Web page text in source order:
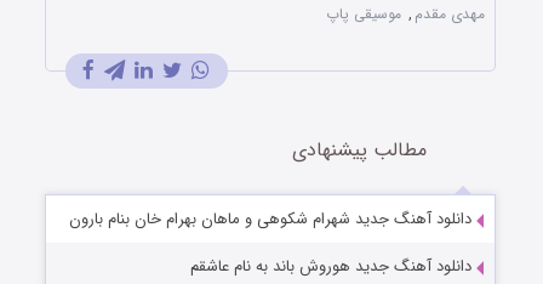
مهدی مقدم , موسیقی پاپ
مطالب پیشنهادی
دانلود آهنگ جدید شهرام شکوهی و ماهان بهرام خان بنام بارون
دانلود آهنگ جدید هوروش باند به نام عاشقم